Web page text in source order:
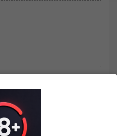
Offerte Dès 40€ D'achat